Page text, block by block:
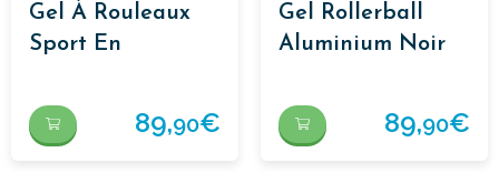
Gel À Rouleaux
Sport En
89,90€
Gel Rollerball
Aluminium Noir
89,90€